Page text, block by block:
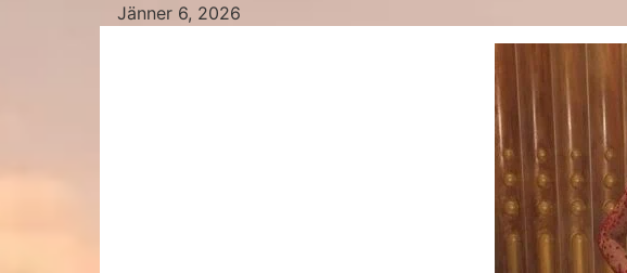
Jänner 6, 2026